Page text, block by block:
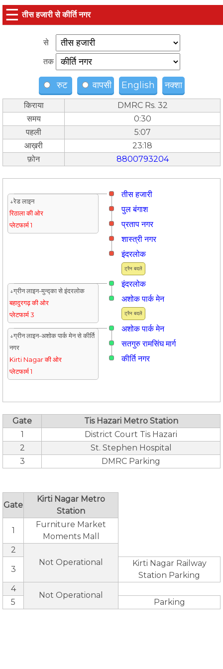
☰ तीस हजारी से कीर्ति नगर
से
तक
रुट वापसी English नक्शा
किराया
DMRC Rs. 32
समय
0:30
पहली
5:07
आख़री
23:18
फ़ोन
8800793204
तीस हजारी
↓रेड लाइन
रिठाला की ओर
प्लेटफार्म 1
पुल बंगाश
प्रताप नगर
शास्त्री नगर
ट्रैन बदलें
इंदरलोक
इंदरलोक
↓ग्रीन लाइन-मुन्द्का से इंदरलोक
बहादुरगढ़ की ओर
प्लेटफार्म 3
ट्रैन बदलें
अशोक पार्क मेन
अशोक पार्क मेन
↓ग्रीन लाइन-अशोक पार्क मेन से कीर्ति
नगर
Kirti Nagar की ओर
प्लेटफार्म 1
सतगुरु रामसिंघ मार्ग
कीर्ति नगर
Gate
Tis Hazari Metro Station
1
District Court Tis Hazari
2
St. Stephen Hospital
3
DMRC Parking
Gate
Kirti Nagar Metro
Station
1
Furniture Market
Moments Mall
2
Not Operational
3
Kirti Nagar Railway
Station Parking
4
Not Operational
5 Parking